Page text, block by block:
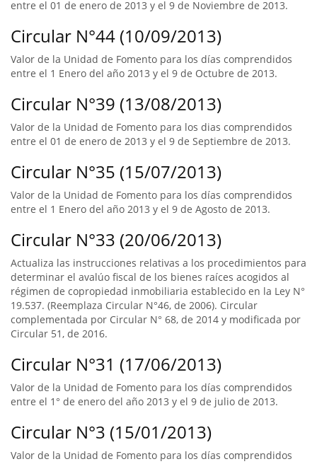
entre el 01 de enero de 2013 y el 9 de Noviembre de 2013.
Circular N°44 (10/09/2013)
Valor de la Unidad de Fomento para los días comprendidos
entre el 1 Enero del año 2013 y el 9 de Octubre de 2013.
Circular N°39 (13/08/2013)
Valor de la Unidad de Fomento para los dias comprendidos
entre el 01 de enero de 2013 y el 9 de Septiembre de 2013.
Circular N°35 (15/07/2013)
Valor de la Unidad de Fomento para los días comprendidos
entre el 1 Enero del año 2013 y el 9 de Agosto de 2013.
Circular N°33 (20/06/2013)
Actualiza las instrucciones relativas a los procedimientos para
determinar el avalúo fiscal de los bienes raíces acogidos al
régimen de copropiedad inmobiliaria establecido en la Ley N°
19.537. (Reemplaza Circular N°46, de 2006). Circular
complementada por Circular N° 68, de 2014 y modificada por
Circular 51, de 2016.
Circular N°31 (17/06/2013)
Valor de la Unidad de Fomento para los días comprendidos
entre el 1° de enero del año 2013 y el 9 de julio de 2013.
Circular N°3 (15/01/2013)
Valor de la Unidad de Fomento para los días comprendidos